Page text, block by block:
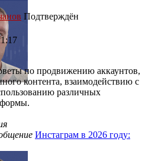
Подтверждён
по продвижению аккаунтов,
контента, взаимодействию с
различных
Инстаграм в 2026 году: